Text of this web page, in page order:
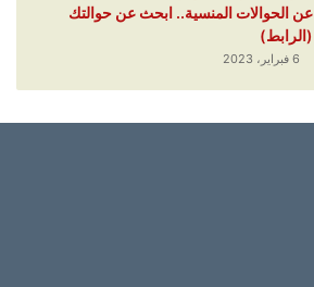
عن الحوالات المنسية.. ابحث عن حوالتك
(الرابط)
6 فبراير، 2023